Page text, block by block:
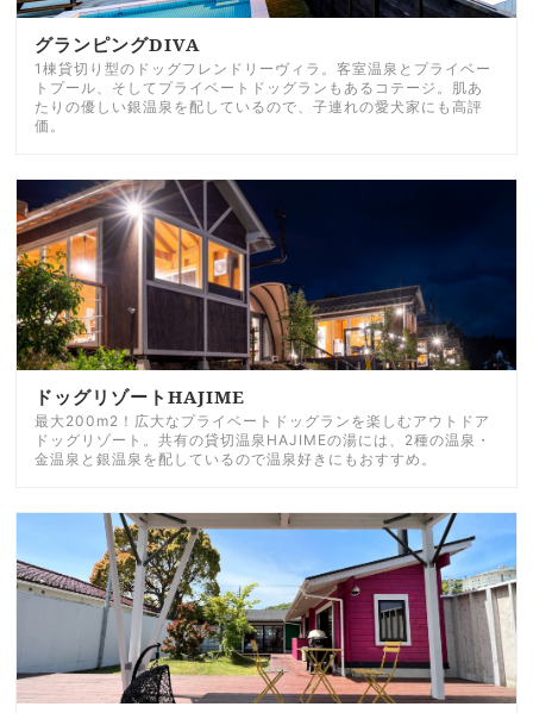
グランピングDIVA
1棟貸切り型のドッグフレンドリーヴィラ。客室温泉とプライベー
トプール、そしてプライベートドッグランもあるコテージ。肌あ
たりの優しい銀温泉を配しているので、子連れの愛犬家にも高評
価。
ドッグリゾートHAJIME
最大200m2！広大なプライベートドッグランを楽しむアウトドア
ドッグリゾート。共有の貸切温泉HAJIMEの湯には、2種の温泉・
金温泉と銀温泉を配しているので温泉好きにもおすすめ。